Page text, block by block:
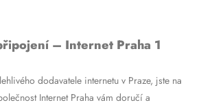
– Internet Praha 1
dodavatele internetu v Praze, jste na
Internet Praha vám doručí a